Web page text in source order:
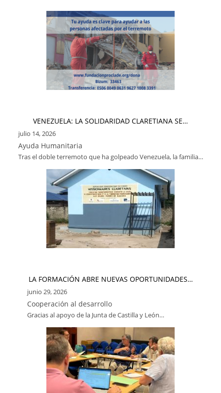
VENEZUELA: LA SOLIDARIDAD CLARETIANA SE…
julio 14, 2026
Ayuda Humanitaria
Tras el doble terremoto que ha golpeado Venezuela, la familia…
LA FORMACIÓN ABRE NUEVAS OPORTUNIDADES…
junio 29, 2026
Cooperación al desarrollo
Gracias al apoyo de la Junta de Castilla y León…